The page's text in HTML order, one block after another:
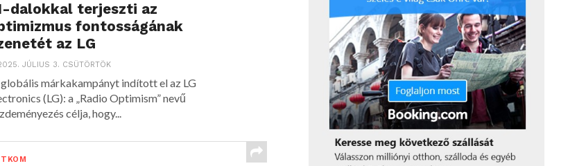
dalokkal terjeszti az
fontosságának
az LG
JÚLIUS 3. CSÜTÖRTÖK
márkakampányt indított el az LG
(LG): a „Radio Optimism” nevű
célja, hogy...